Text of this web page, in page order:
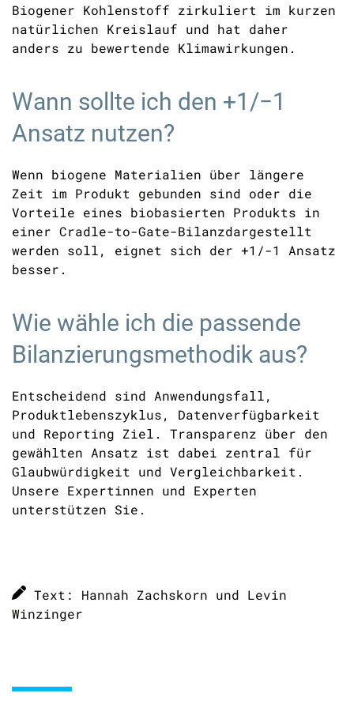
Biogener Kohlenstoff zirkuliert im kurzen
natürlichen Kreislauf und hat daher
anders zu bewertende Klimawirkungen.
Wann sollte ich den +1/−1
Ansatz nutzen?
Wenn biogene Materialien über längere
Zeit im Produkt gebunden sind oder die
Vorteile eines biobasierten Produkts in
einer Cradle-to-Gate-Bilanzdargestellt
werden soll, eignet sich der +1/-1 Ansatz
besser.
Wie wähle ich die passende
Bilanzierungsmethodik aus?
Entscheidend sind Anwendungsfall,
Produktlebenszyklus, Datenverfügbarkeit
und Reporting Ziel. Transparenz über den
gewählten Ansatz ist dabei zentral für
Glaubwürdigkeit und Vergleichbarkeit.
Unsere Expertinnen und Experten
unterstützen Sie.
Text: Hannah Zachskorn und Levin
Winzinger